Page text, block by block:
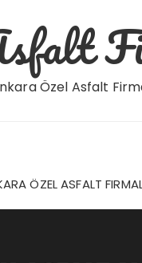
Özel Asfalt
ÖZEL ASFALT